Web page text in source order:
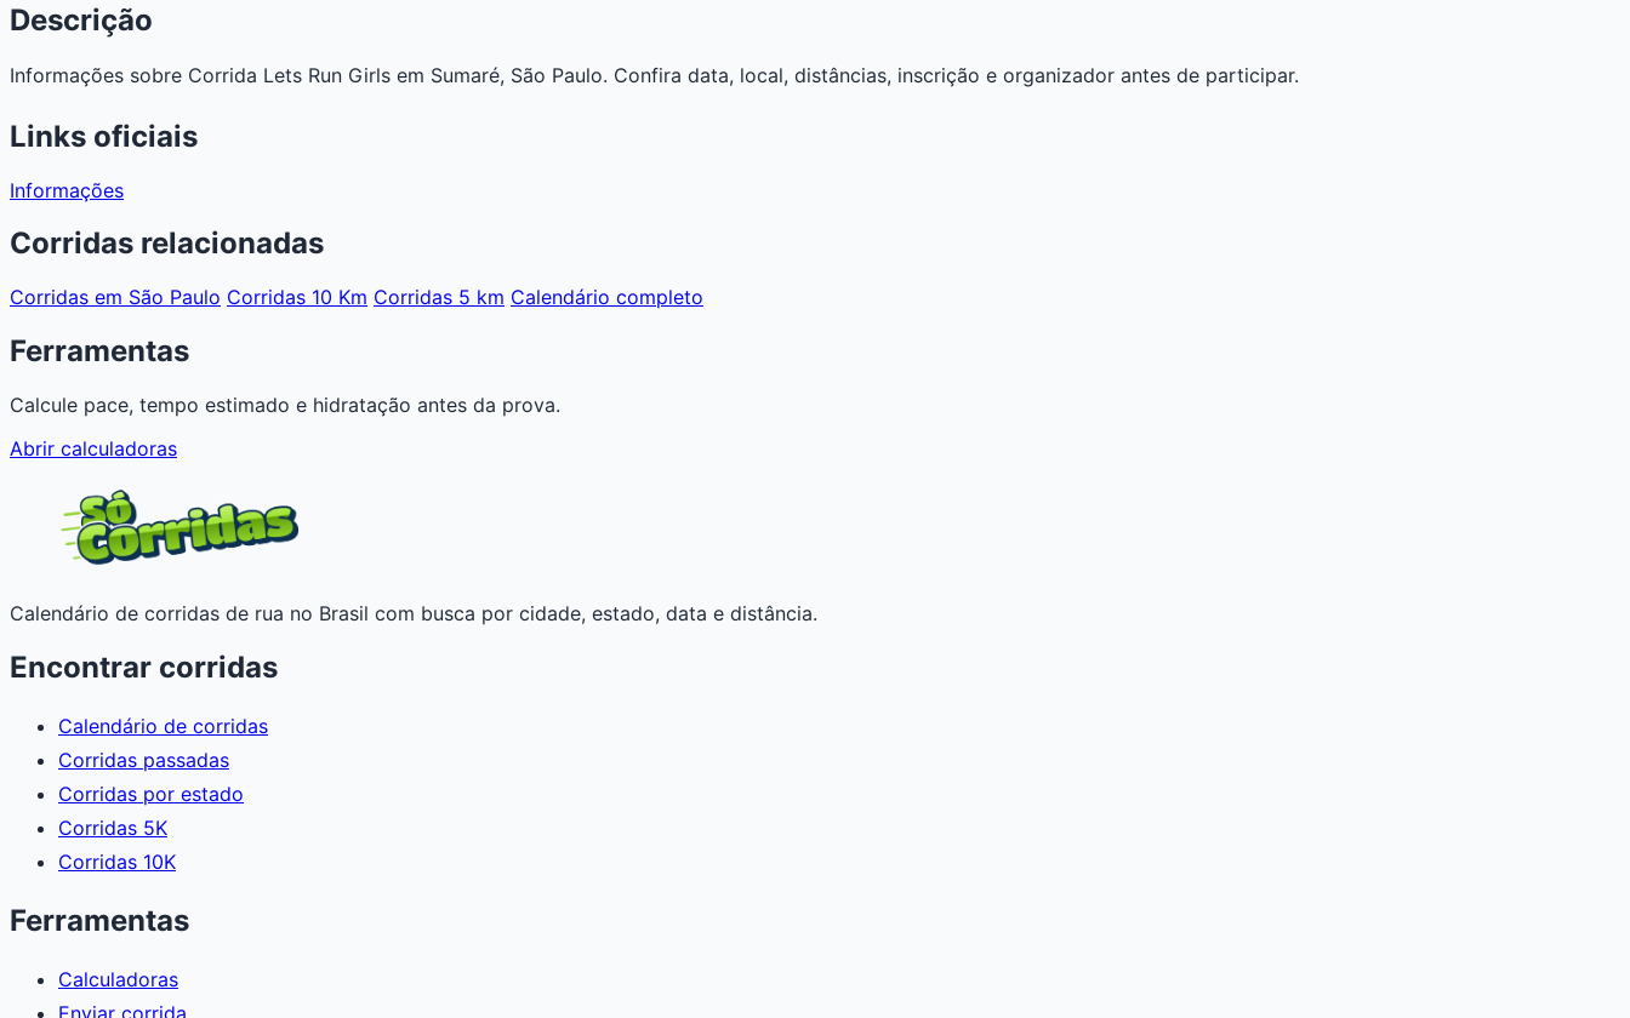
Descrição
Informações sobre Corrida Lets Run Girls em Sumaré, São Paulo. Confira data, local, distâncias, inscrição e organizador antes de participar.
Links oficiais
Informações
Corridas relacionadas
Corridas em São Paulo Corridas 10 Km Corridas 5 km Calendário completo
Ferramentas
Calcule pace, tempo estimado e hidratação antes da prova.
Abrir calculadoras
Calendário de corridas de rua no Brasil com busca por cidade, estado, data e distância.
Encontrar corridas
Calendário de corridas
Corridas passadas
Corridas por estado
Corridas 5K
Corridas 10K
Ferramentas
Calculadoras
Enviar corrida